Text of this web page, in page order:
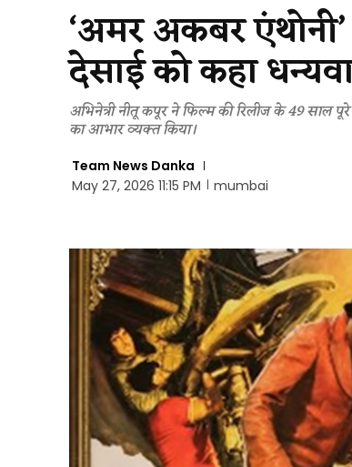
‘अमर अकबर
देसाई को कहा
अभिनेत्री नीतू कपूर ने फिल्म की रिलीज के 49 साल
का आभार व्यक्त किया।
Team News Danka
May 27, 2026 11:15 PM
mumbai